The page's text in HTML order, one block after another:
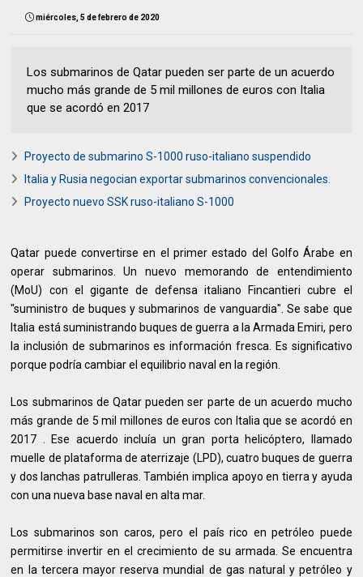
miércoles, 5 de febrero de 2020
Los submarinos de Qatar pueden ser parte de un acuerdo
mucho más grande de 5 mil millones de euros con Italia
que se acordó en 2017
Proyecto de submarino S-1000 ruso-italiano suspendido
Italia y Rusia negocian exportar submarinos convencionales.
Proyecto nuevo SSK ruso-italiano S-1000
Qatar puede convertirse en el primer estado del Golfo Árabe en
operar submarinos. Un nuevo memorando de entendimiento
(MoU) con el gigante de defensa italiano Fincantieri cubre el
"suministro de buques y submarinos de vanguardia". Se sabe que
Italia está suministrando buques de guerra a la Armada Emiri, pero
la inclusión de submarinos es información fresca. Es significativo
porque podría cambiar el equilibrio naval en la región.
Los submarinos de Qatar pueden ser parte de un acuerdo mucho
más grande de 5 mil millones de euros con Italia que se acordó en
2017 . Ese acuerdo incluía un gran porta helicóptero, llamado
muelle de plataforma de aterrizaje (LPD), cuatro buques de guerra
y dos lanchas patrulleras. También implica apoyo en tierra y ayuda
con una nueva base naval en alta mar.
Los submarinos son caros, pero el país rico en petróleo puede
permitirse invertir en el crecimiento de su armada. Se encuentra
en la tercera mayor reserva mundial de gas natural y petróleo y